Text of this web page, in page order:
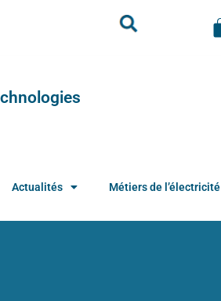
Actualités Métiers de l’électricité